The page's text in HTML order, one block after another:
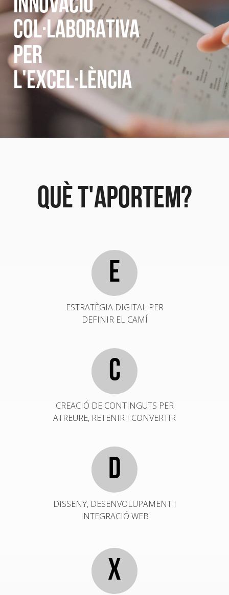
INNOVACIÓ
COL·LABORATIVA
PER
L'EXCEL·LÈNCIA
QUÈ T'APORTEM?
E
ESTRATÈGIA DIGITAL PER
DEFINIR EL CAMÍ
C
CREACIÓ DE CONTINGUTS PER
ATREURE, RETENIR I CONVERTIR
D
DISSENY, DESENVOLUPAMENT I
INTEGRACIÓ WEB
X